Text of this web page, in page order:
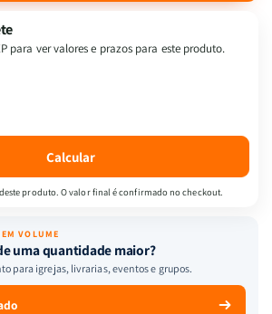
para ver valores e prazos para este produto.
Calcular
produto. O valor final é confirmado no checkout.
VOLUME
uma quantidade maior?
para igrejas, livrarias, eventos e grupos.